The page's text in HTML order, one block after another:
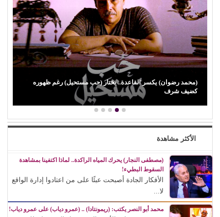
(باميلا نون) تنجو من حادث مأساوي أثناء تصوير (فيزا) ورسالة مؤثرة
لوالدتها…
الأكثر مشاهدة
(مصطفى النجار) يحرك المياه الراكدة.. لماذا اكتفينا بمشاهدة
السقوط البطيء!
الأفكار الجادة أصبحت عبئًا على من اعتادوا إدارة الواقع
لا...
محمد أبو النصر يكتب: (ريمونتادا) .. (عمرو دياب) على عمرو دياب!